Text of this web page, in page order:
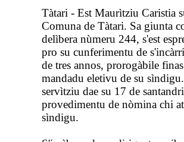
Tàtari - Est Maurìtziu Caristia
Comuna de Tàtari. Sa giunta
delìbera nùmeru 244, s'est
pro su cunferimentu de
de tres annos, prorogàbile
mandadu eletivu de su
servìtziu dae su 17 de
provedimentu de nòmina chi at
sìndigu.